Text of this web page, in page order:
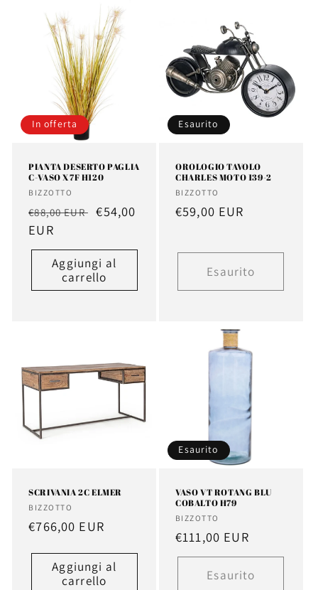
In offerta
PIANTA DESERTO PAGLIA
C-VASO X7F H120
Fornitore:
BIZZOTTO
Prezzo
di
listino
€88,00 EUR
Prezzo
€54,00
EUR
Aggiungi al
carrello
Esaurito
OROLOGIO TAVOLO
CHARLES MOTO 139-2
Fornitore:
BIZZOTTO
Prezzo
€59,00 EUR
Esaurito
SCRIVANIA 2C ELMER
Fornitore:
BIZZOTTO
Prezzo
listino
€766,00 EUR
Aggiungi al
carrello
Esaurito
VASO VT ROTANG BLU
COBALTO H79
Fornitore:
BIZZOTTO
Prezzo
di
listino
€111,00 EUR
Esaurito